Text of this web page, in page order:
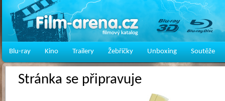
Blu-ray Kino Trailery Žebříčky Unboxing Soutěže
Stránka se připravuje